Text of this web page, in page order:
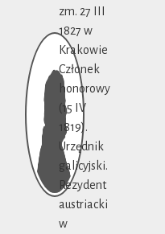
zm. 27 III
1827 w
Krakowie
Członek
honorowy
(15 IV
1819).
Urzędnik
galicyjski.
Rezydent
austriacki
w